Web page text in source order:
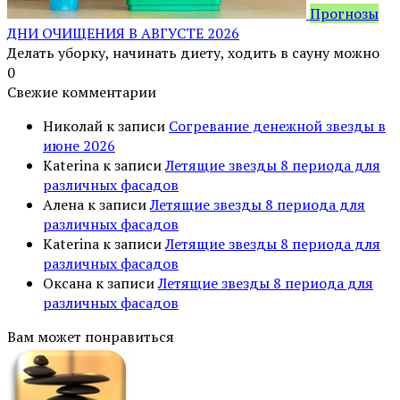
Прогнозы
ДНИ ОЧИЩЕНИЯ В АВГУСТЕ 2026
Делать уборку, начинать диету, ходить в сауну можно
0
Свежие комментарии
Николай к записи Согревание денежной звезды в
июне 2026
Katerina к записиЛетящие звезды 8 периода для
различных фасадов
Алена к записиЛетящие звезды 8 периода для
различных фасадов
Katerina к записиЛетящие звезды 8 периода для
различных фасадов
Оксана к записиЛетящие звезды 8 периода для
различных фасадов
Вам может понравиться